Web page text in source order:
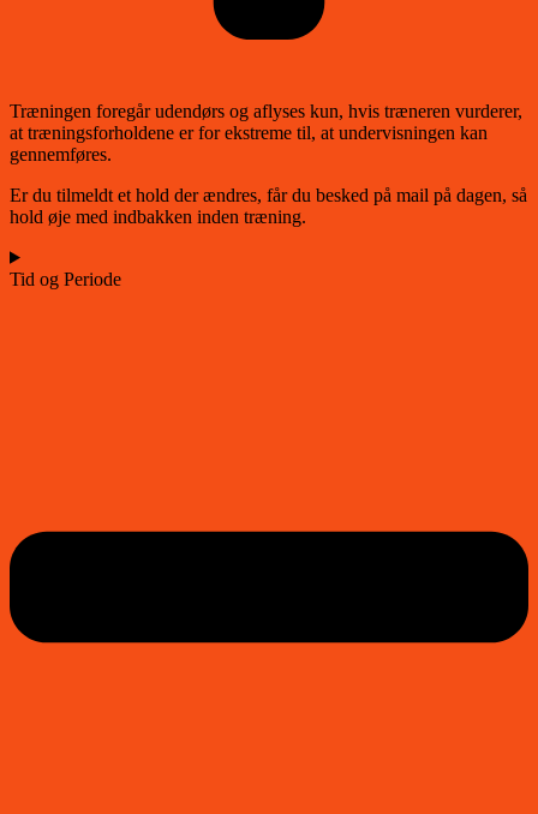
Træningen foregår udendørs og aflyses kun, hvis træneren vurderer,
at træningsforholdene er for ekstreme til, at undervisningen kan
gennemføres.
Er du tilmeldt et hold der ændres, får du besked på mail på dagen, så
hold øje med indbakken inden træning.
Tid og Periode